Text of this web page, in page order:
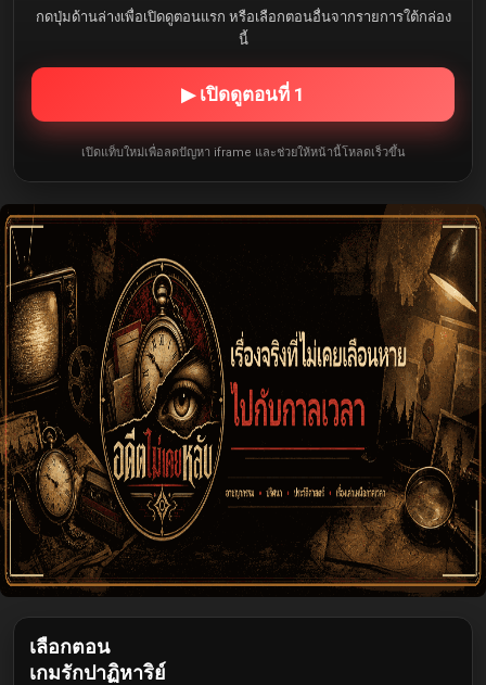
กดปุ่มด้านล่างเพื่อเปิดดูตอนแรก หรือเลือกตอนอื่นจากรายการใต้กล่อง
นี้
▶ เปิดดูตอนที่ 1
เปิดแท็บใหม่เพื่อลดปัญหา iframe และช่วยให้หน้านี้โหลดเร็วขึ้น
เลือกตอน
เกมรักปาฏิหาริย์